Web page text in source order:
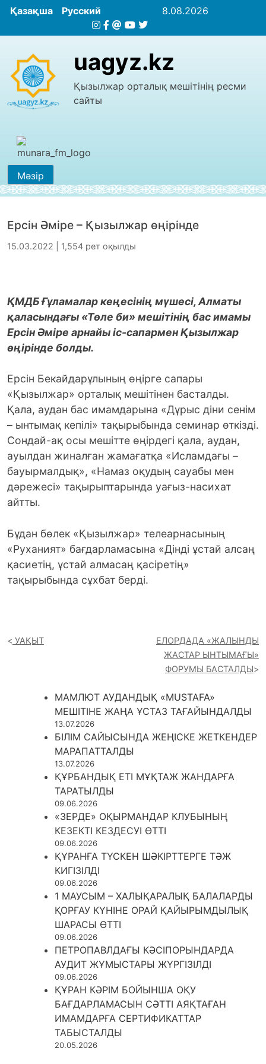
Қазақша Русский 8.08.2026
uagyz.kz
Қызылжар орталық мешітінің ресми
сайты
Мәзір
Ерсін Әміре – Қызылжар өңірінде
15.03.2022 | 1,554 рет оқылды
ҚМДБ Ғұламалар кеңесінің мүшесі, Алматы
қаласындағы «Төле би» мешітінің бас имамы
Ерсін Әміре арнайы іс-сапармен Қызылжар
өңірінде болды.
Ерсін Бекайдарұлының өңірге сапары
«Қызылжар» орталық мешітінен басталды.
Қала, аудан бас имамдарына «Дұрыс діни сенім
– ынтымақ кепілі» тақырыбында семинар өткізді.
Сондай-ақ осы мешітте өңірдегі қала, аудан,
ауылдан жиналған жамағатқа «Исламдағы –
бауырмалдық», «Намаз оқудың сауабы мен
дәрежесі» тақырыптарында уағыз-насихат
айтты.
Бұдан бөлек «Қызылжар» телеарнасының
«Руханият» бағдарламасына «Дінді ұстай алсаң
қасиетің, ұстай алмасаң қасіретің»
тақырыбында сұхбат берді.
УАҚЫТ
ЕЛОРДАДА «ЖАЛЫНДЫ
ЖАСТАР ЫНТЫМАҒЫ»
ФОРУМЫ БАСТАЛДЫ
МАМЛЮТ АУДАНДЫҚ «MUSTAFA»
МЕШІТІНЕ ЖАҢА ҰСТАЗ ТАҒАЙЫНДАЛДЫ
13.07.2026
БІЛІМ САЙЫСЫНДА ЖЕҢІСКЕ ЖЕТКЕНДЕР
МАРАПАТТАЛДЫ
13.07.2026
ҚҰРБАНДЫҚ ЕТІ МҰҚТАЖ ЖАНДАРҒА
ТАРАТЫЛДЫ
09.06.2026
«ЗЕРДЕ» ОҚЫРМАНДАР КЛУБЫНЫҢ
КЕЗЕКТІ КЕЗДЕСУІ ӨТТІ
09.06.2026
ҚҰРАНҒА ТҮСКЕН ШӘКІРТТЕРГЕ ТӘЖ
КИГІЗІЛДІ
09.06.2026
1 МАУСЫМ – ХАЛЫҚАРАЛЫҚ БАЛАЛАРДЫ
ҚОРҒАУ КҮНІНЕ ОРАЙ ҚАЙЫРЫМДЫЛЫҚ
ШАРАСЫ ӨТТІ
09.06.2026
ПЕТРОПАВЛДАҒЫ КӘСІПОРЫНДАРДА
АУДИТ ЖҰМЫСТАРЫ ЖҮРГІЗІЛДІ
09.06.2026
ҚҰРАН КӘРІМ БОЙЫНША ОҚУ
БАҒДАРЛАМАСЫН СӘТТІ АЯҚТАҒАН
ИМАМДАРҒА СЕРТИФИКАТТАР
ТАБЫСТАЛДЫ
20.05.2026